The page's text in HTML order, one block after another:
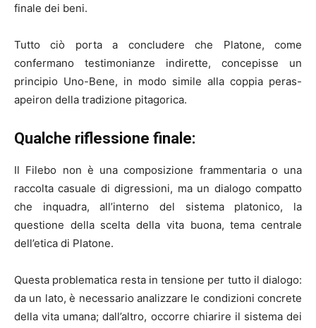
finale dei beni.
Tutto ciò porta a concludere che Platone, come
confermano testimonianze indirette, concepisse un
principio Uno-Bene, in modo simile alla coppia peras-
apeiron della tradizione pitagorica.
Qualche riflessione finale:
Il Filebo non è una composizione frammentaria o una
raccolta casuale di digressioni, ma un dialogo compatto
che inquadra, all’interno del sistema platonico, la
questione della scelta della vita buona, tema centrale
dell’etica di Platone.
Questa problematica resta in tensione per tutto il dialogo:
da un lato, è necessario analizzare le condizioni concrete
della vita umana; dall’altro, occorre chiarire il sistema dei